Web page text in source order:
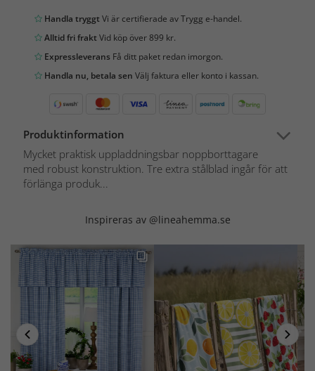
Handla tryggtVi är certifierade av Trygg e-handel.
Alltid fri fraktVid köp över 899 kr.
Expressleverans Få ditt paket redan imorgon.
Handla nu, betala sen Välj faktura eller konto i kassan.
Produktinformation
Mycket praktisk uppladdningsbar noppborttagare
med robust konstruktion. Tre extra stålblad ingår för att
förlänga produk...
Inspireras av @lineahemma.se